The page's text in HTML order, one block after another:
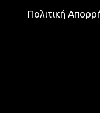
Πολιτική